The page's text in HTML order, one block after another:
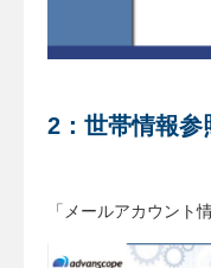
2：世帯情報参
「メールアカウント